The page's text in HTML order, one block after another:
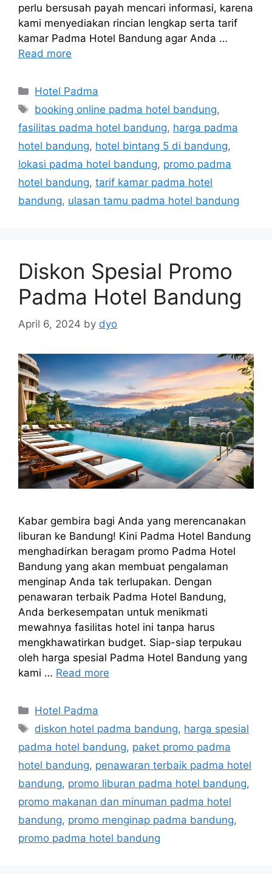
perlu bersusah payah mencari informasi, karena
kami menyediakan rincian lengkap serta tarif
kamar Padma Hotel Bandung agar Anda …
Read more
Categories
Hotel Padma
Tags
booking online padma hotel bandung,
fasilitas padma hotel bandung, harga padma
hotel bandung, hotel bintang 5 di bandung,
lokasi padma hotel bandung, promo padma
hotel bandung, tarif kamar padma hotel
bandung, ulasan tamu padma hotel bandung
Diskon Spesial Promo
Padma Hotel Bandung
April 6, 2024 by dyo
Kabar gembira bagi Anda yang merencanakan
liburan ke Bandung! Kini Padma Hotel Bandung
menghadirkan beragam promo Padma Hotel
Bandung yang akan membuat pengalaman
menginap Anda tak terlupakan. Dengan
penawaran terbaik Padma Hotel Bandung,
Anda berkesempatan untuk menikmati
mewahnya fasilitas hotel ini tanpa harus
mengkhawatirkan budget. Siap-siap terpukau
oleh harga spesial Padma Hotel Bandung yang
kami … Read more
Categories
Hotel Padma
Tags
diskon hotel padma bandung, harga spesial
padma hotel bandung, paket promo padma
hotel bandung, penawaran terbaik padma hotel
bandung, promo liburan padma hotel bandung,
promo makanan dan minuman padma hotel
bandung, promo menginap padma bandung,
promo padma hotel bandung